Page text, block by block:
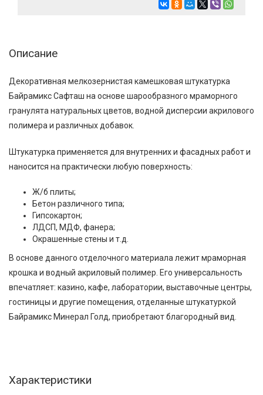
Описание
Декоративная мелкозернистая камешковая штукатурка
Байрамикс Сафташ на основе шарообразного мраморного
гранулята натуральных цветов, водной дисперсии акрилового
полимера и различных добавок.
Штукатурка применяется для внутренних и фасадных работ и
наносится на практически любую поверхность:
Ж/б плиты;
Бетон различного типа;
Гипсокартон;
ЛДСП, МДФ, фанера;
Окрашенные стены и т.д.
В основе данного отделочного материала лежит мраморная
крошка и водный акриловый полимер. Его универсальность
впечатляет: казино, кафе, лаборатории, выставочные центры,
гостиницы и другие помещения, отделанные штукатуркой
Байрамикс Минерал Голд, приобретают благородный вид.
Характеристики